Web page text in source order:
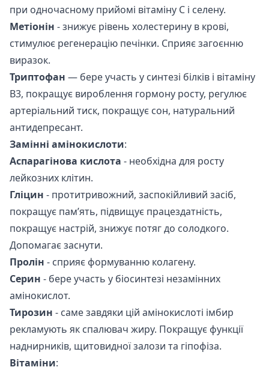
при одночасному прийомі вітаміну С і селену.
Метіонін - знижує рівень холестерину в крові,
стимулює регенерацію печінки. Сприяє загоєнню
виразок.
Триптофан — бере участь у синтезі білків і вітаміну
В3, покращує вироблення гормону росту, регулює
артеріальний тиск, покращує сон, натуральний
антидепресант.
Замінні амінокислоти:
Аспарагінова кислота - необхідна для росту
лейкозних клітин.
Гліцин - протитривожний, заспокійливий засіб,
покращує пам’ять, підвищує працездатність,
покращує настрій, знижує потяг до солодкого.
Допомагає заснути.
Пролін - сприяє формуванню колагену.
Серин - бере участь у біосинтезі незамінних
амінокислот.
Тирозин - саме завдяки цій амінокислоті імбир
рекламують як спалювач жиру. Покращує функції
наднирників, щитовидної залози та гіпофіза.
Вітаміни: